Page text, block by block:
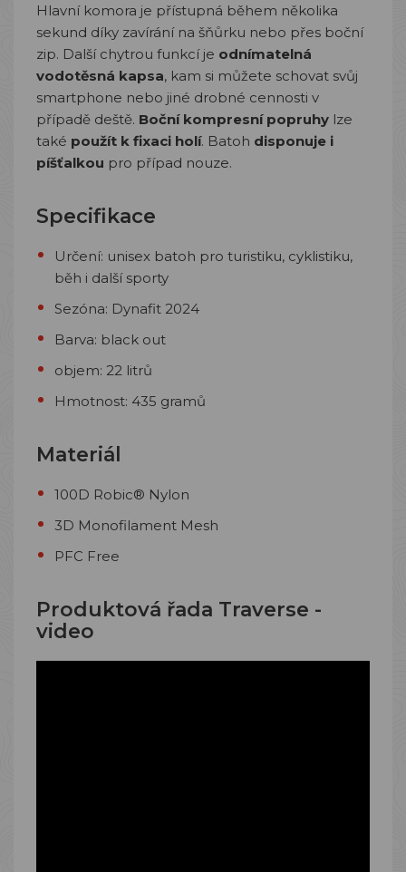
Hlavní komora je přístupná během několika
sekund díky zavírání na šňůrku nebo přes boční
zip. Další chytrou funkcí je odnímatelná
vodotěsná kapsa, kam si můžete schovat svůj
smartphone nebo jiné drobné cennosti v
případě deště. Boční kompresní popruhy lze
také použít k fixaci holí. Batoh disponuje i
píšťalkou pro případ nouze.
Specifikace
Určení: unisex batoh pro turistiku, cyklistiku,
běh i další sporty
Sezóna: Dynafit 2024
Barva: black out
objem: 22 litrů
Hmotnost: 435 gramů
Materiál
100D Robic® Nylon
3D Monofilament Mesh
PFC Free
Produktová řada Traverse -
video